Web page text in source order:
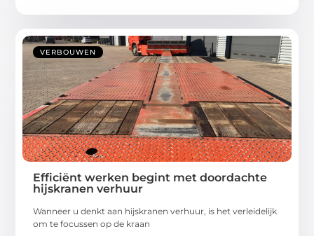
VERBOUWEN
Efficiënt werken begint met doordachte
hijskranen verhuur
Wanneer u denkt aan hijskranen verhuur, is het verleidelijk
om te focussen op de kraan